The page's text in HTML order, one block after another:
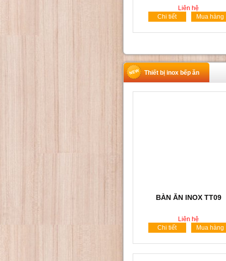
Liên hệ
Chi tiết
Mua hàng
Thiết bị inox bếp ăn
BÀN ĂN INOX TT09
Liên hệ
Chi tiết
Mua hàng